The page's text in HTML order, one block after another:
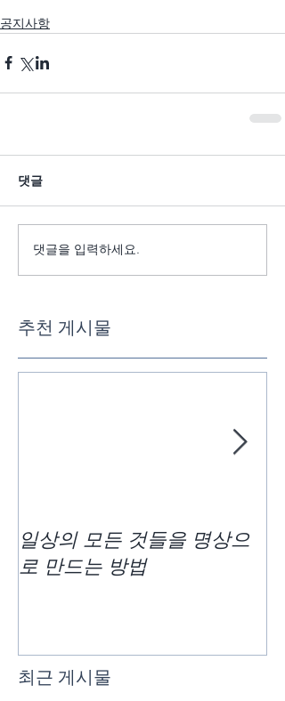
공지사항
댓글
댓글을 입력하세요.
추천 게시물
일상의 모든 것들을 명상으
로 만드는 방법
최근 게시물